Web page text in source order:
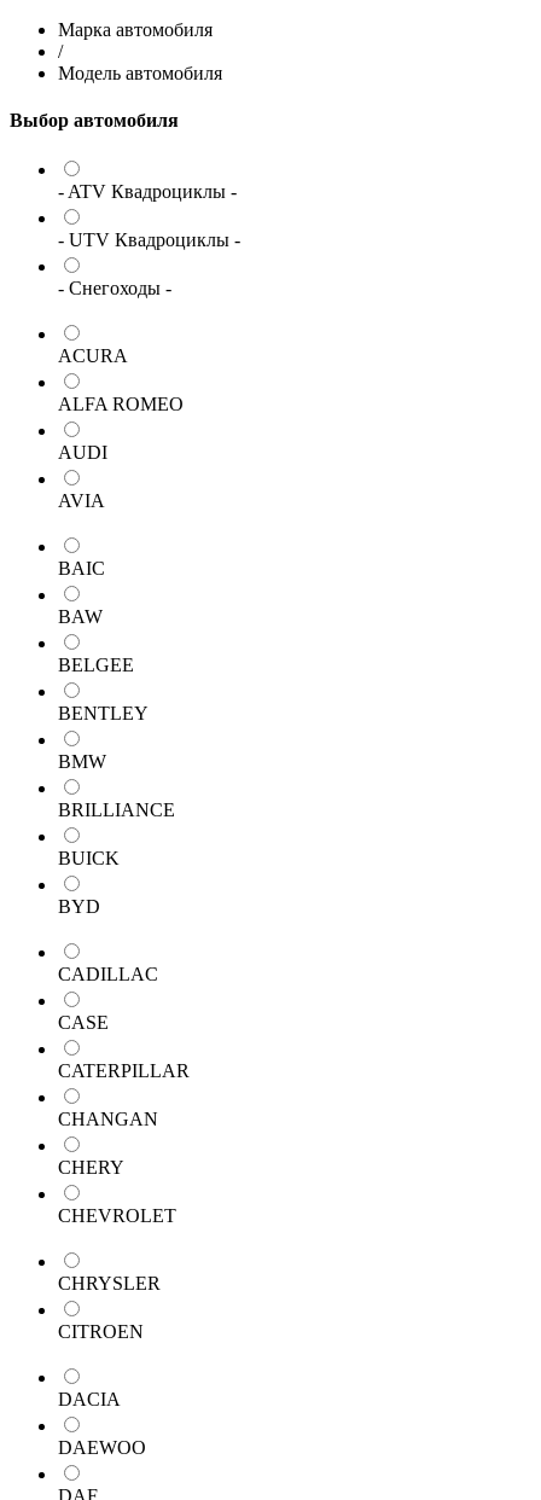
Марка автомобиля
/
Модель автомобиля
Выбор автомобиля
- ATV Квадроциклы -
- UTV Квадроциклы -
- Снегоходы -
ACURA
ALFA ROMEO
AUDI
AVIA
BAIC
BAW
BELGEE
BENTLEY
BMW
BRILLIANCE
BUICK
BYD
CADILLAC
CASE
CATERPILLAR
CHANGAN
CHERY
CHEVROLET
CHRYSLER
CITROEN
DACIA
DAEWOO